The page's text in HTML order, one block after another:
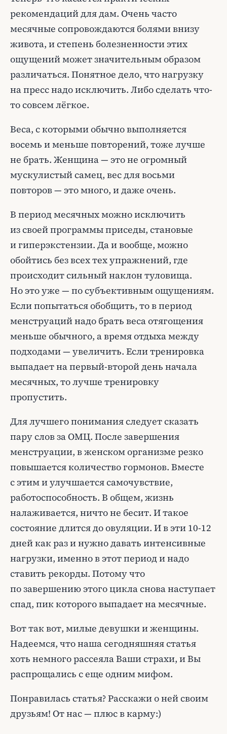
рекомендаций для дам. Очень часто
месячные сопровождаются болями внизу
живота, и степень болезненности этих
ощущений может значительным образом
различаться. Понятное дело, что нагрузку
на пресс надо исключить. Либо сделать что-
то совсем лёгкое.
Веса, с которыми обычно выполняется
восемь и меньше повторений, тоже лучше
не брать. Женщина — это не огромный
мускулистый самец, вес для восьми
повторов — это много, и даже очень.
В период месячных можно исключить
из своей программы приседы, становые
и гиперэкстензии. Да и вообще, можно
обойтись без всех тех упражнений, где
происходит сильный наклон туловища.
Но это уже — по субъективным ощущениям.
Если попытаться обобщить, то в период
менструаций надо брать веса отягощения
меньше обычного, а время отдыха между
подходами — увеличить. Если тренировка
выпадает на первый-второй день начала
месячных, то лучше тренировку
пропустить.
Для лучшего понимания следует сказать
пару слов за ОМЦ. После завершения
менструации, в женском организме резко
повышается количество гормонов. Вместе
с этим и улучшается самочувствие,
работоспособность. В общем, жизнь
налаживается, ничто не бесит. И такое
состояние длится до овуляции. И в эти 10-12
дней как раз и нужно давать интенсивные
нагрузки, именно в этот период и надо
ставить рекорды. Потому что
по завершению этого цикла снова наступает
спад, пик которого выпадает на месячные.
Вот так вот, милые девушки и женщины.
Надеемся, что наша сегодняшняя статья
хоть немного рассеяла Ваши страхи, и Вы
распрощались с еще одним мифом.
Понравилась статья? Расскажи о ней своим
друзьям! От нас — плюс в карму:)